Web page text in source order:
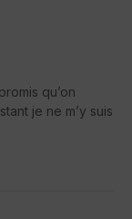
qu’on
je ne m’y suis